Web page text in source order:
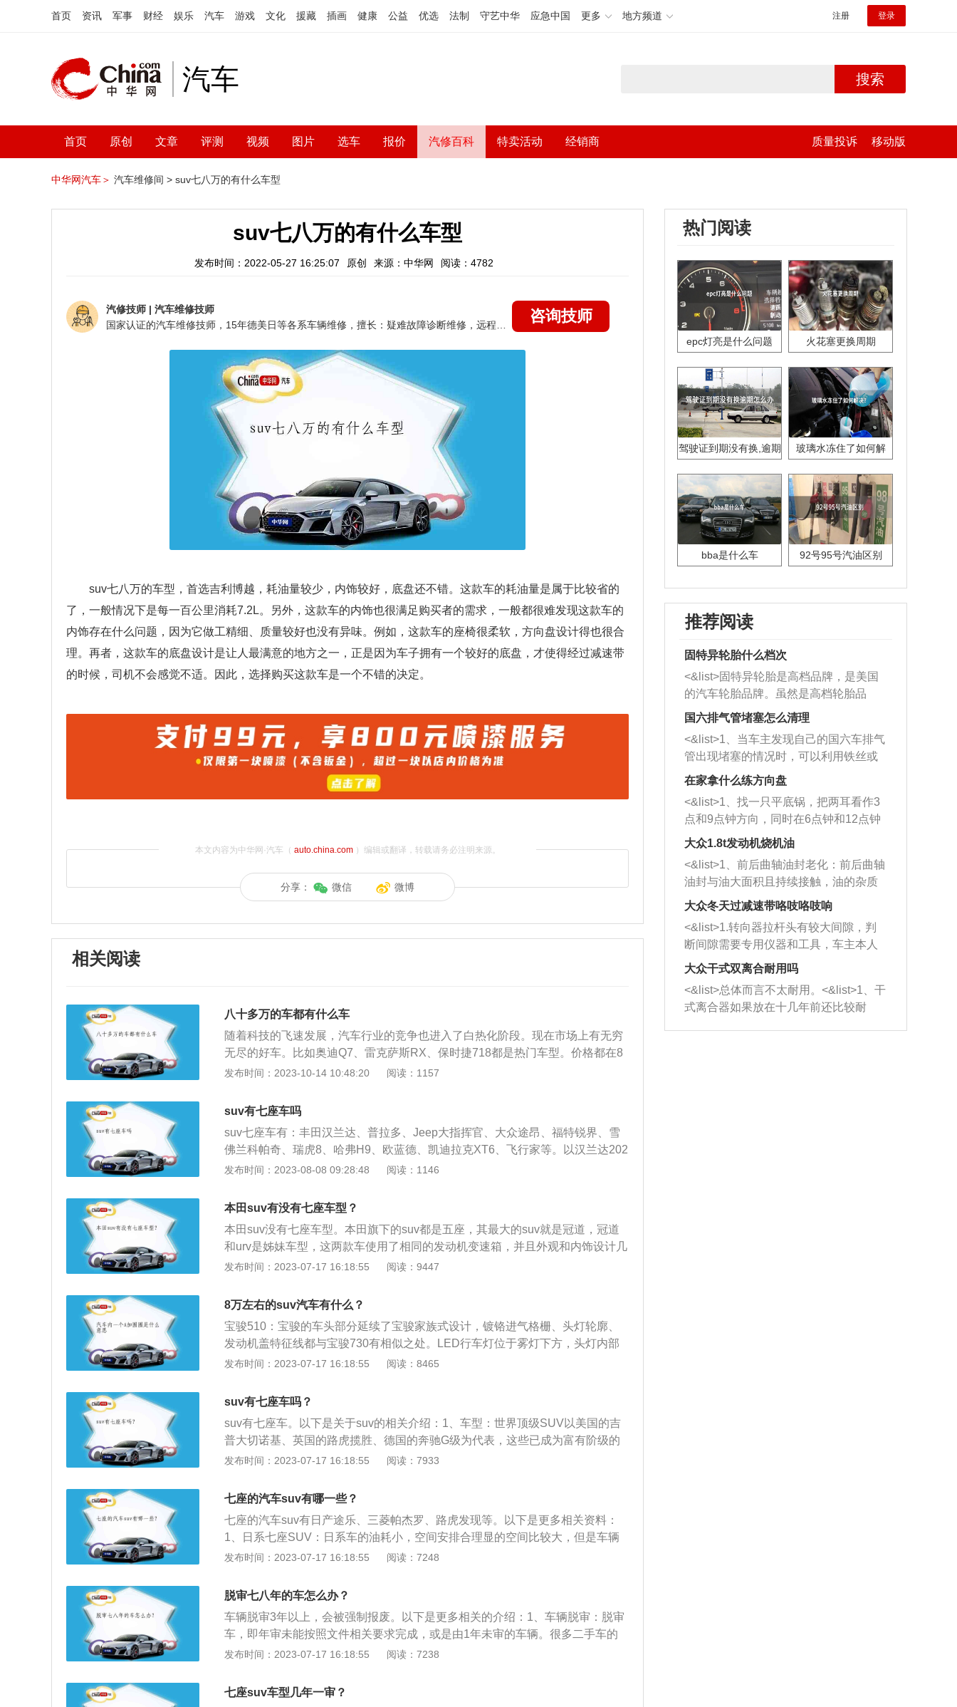
首页 资讯 军事 财经 娱乐 汽车 游戏 文化 援藏 插画 健康 公益 优选 法制 守艺中华 应急中国 更多 地方频道 注册 登录
汽车 搜索
首页 原创 文章 评测 视频 图片 选车 报价 汽修百科 特卖活动 经销商 质量投诉 移动版
中华网汽车＞ 汽车维修间 > suv七八万的有什么车型
suv七八万的有什么车型
发布时间：2022-05-27 16:25:07 原创 来源：中华网 阅读：4782
汽修技师 | 汽车维修技师
咨询技师
suv七八万的车型，首选吉利博越，耗油量较少，内饰较好，底盘还不错。这款车的耗油量是属于比较省的
了，一般情况下是每一百公里消耗7.2L。另外，这款车的内饰也很满足购买者的需求，一般都很难发现这款车的
内饰存在什么问题，因为它做工精细、质量较好也没有异味。例如，这款车的座椅很柔软，方向盘设计得也很合
理。再者，这款车的底盘设计是让人最满意的地方之一，正是因为车子拥有一个较好的底盘，才使得经过减速带
的时候，司机不会感觉不适。因此，选择购买这款车是一个不错的决定。
本文内容为中华网·汽车（ auto.china.com）编辑或翻译，转载请务必注明来源。
分享： 微信 微博
相关阅读
八十多万的车都有什么车
随着科技的飞速发展，汽车行业的竞争也进入了白热化阶段。现在市场上有无穷
无尽的好车。比如奥迪Q7、雷克萨斯RX、保时捷718都是热门车型。价格都在8
0万元左右。80种通用型号:1.奥迪Q7，奥迪Q7是一款强调舒适性的中大型SUV，
的动态操控和运动特性脱颖而出。奥迪Q7在越野路面上，强大的驱动力更是让人
8一样，奥迪Q7也配备了最新的自锁式非对称动态扭矩分配差速器。前后轴扭矩
分配标准为40:60。轴间虚拟平衡载荷分配技术让Q7的尾部略重，更有驾驶运动
感。这也为更好的机动性和转向精度奠定了基础。2.雷克萨斯RX，雷克萨斯RX
别中性价比较高。作为日本以外地区首款搭载雷克萨斯G-BOOK智能副驾的车
型，雷克萨斯RX搭载直列四缸顶置双凸轮轴发动机，排量为2.7至3.5升。加上双
智能正时可变气门控制系统，雷克萨斯RX的燃油效率更高，排放更低。雷克萨斯
需求。3.保时捷的入门级跑车保时捷718有两种风格:跑车保时捷Cayman和敞篷跑
时捷718大约在2016年问世，随后作为2017款车型销售。但实际上，保时捷718
在中国的官方售价起价为60万。保时捷911是保时捷传承下来的经典车型，但高
昂的价格必然会让它成为少数人的玩物。但如今，作为保时捷旗下的入门级跑
车，基本售价在60万元以下的718车是不错的选择。
发布时间：2023-10-14 10:48:20 阅读：1157
suv有七座车吗
suv七座车有：丰田汉兰达、普拉多、Jeep大指挥官、大众途昂、福特锐界、雪
佛兰科帕奇、瑞虎8、哈弗H9、欧蓝德、凯迪拉克XT6、飞行家等。以汉兰达202
1款2.0T四驱豪华版7座为例，级别为中型SUV，能源类型为汽油，变速箱为6挡
925mm、1715mm，轴距为2790mm，车身类型为5门7座SUV，变速箱为6挡手
例，长宽高分别为：4840/1885/1890mm，搭载3.5L自然吸气发动机，最大马力2
80PS（以上信息来源于有驾官网）。以Jeep大指挥官2022款2.0T两驱精英版为
例：长宽高分别为：4895/1896/1754mm,搭载2.0T涡轮增压发动机，最大马力23
例：长宽高分别为：5052/1989/1773mm,搭载2.0T涡轮增压发动机，最大马力22
0PS（以上信息来源于有驾官网）。以福特锐界2022款PLUSEcoBoost245四驱
铂锐型为例：长宽高分别为：4878/1925/1770mm,搭载2.0T涡轮增压发动机，最
市版5座为例，长宽高分别为：4690/1849/1753mm,搭载2.4L自然吸气发动机，
舒适型7座为例，车身尺寸长宽高分别为4843mm，1926mm，1900mm，轴距为
2800mm，油箱容积80L，搭载了纵置4缸2.0T涡轮增压发动机，匹配了8档手自
一体变速箱。（数据来源于百度有驾官网）以欧蓝德2023款1.5TCVT两驱尊耀版
7座为例，车身尺寸长宽高分别为4710mm，1862mm，1745mm，轴距为2706m
箱。（数据来源于有驾官网）以凯迪拉克XT62022款2.0T七座四驱风尚型为例，
积82L，搭载了横置4缸2.0T涡轮增压发动机，匹配了9档手自一体变速箱。（数
据来源于有驾官网）以飞行家2022款3.0TV6两驱尊悦版为例，车身尺寸长宽高分
别为5080mm，2022mm，1759mm，轴距为3025mm，油箱容积81L，搭载了纵
官网）瑞虎82023款230TCI手动进阶版为例：车身尺寸为4700*1860*1746mm，
搭载了1.5T涡轮增压发动机和6挡手动变速箱(MT)。（数据来源于有驾官网）SU
V的特点是强动力、越野性、宽敞舒适及良好的载物和载客功能，也有人说，SU
其祖先相比SUV有着更大的优势。
发布时间：2023-08-08 09:28:48 阅读：1146
本田suv有没有七座车型？
本田suv没有七座车型。本田旗下的suv都是五座，其最大的suv就是冠道，冠道
和urv是姊妹车型，这两款车使用了相同的发动机变速箱，并且外观和内饰设计几
乎相同，冠道搭载了两款发动机，一款是1.5升涡轮增压发动机，另一款是2.0升
3牛米，最大功率转速为5600转每分钟，最大扭矩转速为2000到5000转每分钟，
搭载了vtec技术和缸内直喷技术，且使用了铝合金缸盖缸体；其2.0升涡轮增压发
动机的最大功率为200kw，最大扭矩为370牛米，最大功率转速为6500转每分
钟，最大扭矩转速为2250到4500转每分钟，这款发动机搭载了vtec技术和缸内直
喷技术，并且使用了铝合金缸盖缸体。
发布时间：2023-07-17 16:18:55 阅读：9447
8万左右的suv汽车有什么？
宝骏510：宝骏的车头部分延续了宝骏家族式设计，镀铬进气格栅、头灯轮廓、
发动机盖特征线都与宝骏730有相似之处。LED行车灯位于雾灯下方，头灯内部
还配有LED示宽灯。宝骏的外后视镜集成了转向灯，并配有车顶行李架。长安CS
冲击力，前格栅大气中蕴含着精致；前大灯采用刀削式设计风格，并配以自然流
一起，最后在前保险杠牌照自然的交汇。
发布时间：2023-07-17 16:18:55 阅读：8465
suv有七座车吗？
suv有七座车。以下是关于suv的相关介绍：1、车型：世界顶级SUV以美国的吉
普大切诺基、英国的路虎揽胜、德国的奔驰G级为代表，这些已成为富有阶级的
标志之一。2、产品特点：SUV的特点是强动力、越野性、宽敞舒适及良好的载
轿车与越野车的混血后裔，与其祖先相比，SUV有着更大的优势。
发布时间：2023-07-17 16:18:55 阅读：7933
七座的汽车suv有哪一些？
七座的汽车suv有日产途乐、三菱帕杰罗、路虎发现等。以下是更多相关资料：
1、日系七座SUV：日系车的油耗小，空间安排合理显的空间比较大，但是车辆
的安全性能实在不敢苟同。2、德系七座SUV：德系车油耗大，普遍采用涡轮增
大，安全性能要比日系车好，发动机容易烧机油。3、韩系七座SUV：韩系车样
子车，配置高，车辆外观还不错，不过里面的配置高归高，用的东西不好，比如
汽车音响就比较差。
发布时间：2023-07-17 16:18:55 阅读：7248
脱审七八年的车怎么办？
车辆脱审3年以上，会被强制报废。以下是更多相关的介绍：1、车辆脱审：脱审
车，即年审未能按照文件相关要求完成，或是由1年未审的车辆。很多二手车的
车子都属于脱审车，这类车价格便宜，但是二手车市场上车子鱼龙混杂，不明白
严重后果。建议不要买手续不全的脱审车辆。2、复审：技术状况好的车辆，车
发布时间：2023-07-17 16:18:55 阅读：7238
七座suv车型几年一审？
热门阅读
epc灯亮是什么问题 火花塞更换周期
驾驶证到期没有换,逾期
玻璃水冻住了如何解
bba是什么车 92号95号汽油区别
推荐阅读
固特异轮胎什么档次
<&list>固特异轮胎是高档品牌，是美国
的汽车轮胎品牌。虽然是高档轮胎品
牌，但是中高低端的轮胎都有生产，这
也是为了更好的开拓市场。
国六排气管堵塞怎么清理
<&list>1、当车主发现自己的国六车排气
管出现堵塞的情况时，可以利用铁丝或
者是细棍，直接将杂物给取出来，如果
堵塞情况比较严重，也可以采取应急措
施。 <&list>2、直接利用木棍将所有的
杂物推到排气管里面的位置处，然后将
三元催化器拆解开，就可以将堵塞的东
西取出来。但如果是因为积碳过多引起
的堵塞，就需要将三元催化器泡在草酸
洗剂对堵塞的情况得到解决，将清洗剂
放在燃油箱中，与燃油混合后，车辆启
动时，就可以和汽油一起进入到燃烧
室，最后形成废气排出，就可以让三元
催化器得到清洗，排气管堵塞的情况就
能够得到解决。
在家拿什么练方向盘
<&list>1、找一只平底锅，把两耳看作3
点和9点钟方向，同时在6点钟和12点钟
方向做一个标记。 <&list>2、双手握住
一圈半的练习，往右同样也要打相同的
圈数。 <&list>3、最后强调要反复练
习，这样就可以形成肌肉记忆，在真实
驾驶车辆时，不需要记忆也能打好方
向。
大众1.8t发动机烧机油
<&list>1、前后曲轴油封老化：前后曲轴
油封与油大面积且持续接触，油的杂质
和发动机内持续温度变化使其密封效果
逐渐减弱，导致渗油或漏油。<&list>2、
活塞间隙过大：积碳会使活塞环与缸体
的间隙扩大，导致机油流入燃烧室中，
造成烧机油。<&list>3、机油粘度。使用
机油粘度过小的话，同样会有烧机油现
象，机油粘度过小具有很好的流动性，
大众冬天过减速带咯吱咯吱响
<&list>1.转向器拉杆头有较大间隙，判
断间隙需要专用仪器和工具，车主本人
无法制作，需要将车辆送到修理厂或4s
店；<&list>2.车辆半轴套管防尘罩破
裂，破裂后会出现漏油现象，使半轴磨
损严重，磨损的半轴容易损坏，产生异
响；<&list>3.稳定器的转向胶套和球头
大众干式双离合耐用吗
<&list>总体而言不太耐用。<&list>1、干
式离合器如果放在十几年前还比较耐